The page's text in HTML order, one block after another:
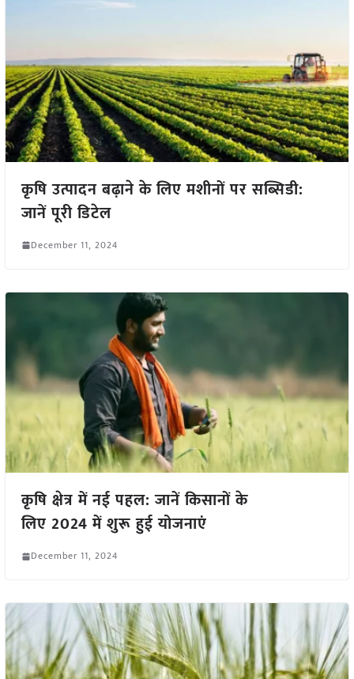
कृषि उत्पादन बढ़ाने के लिए मशीनों पर सब्सिडी:
जानें पूरी डिटेल
December 11, 2024
कृषि क्षेत्र में नई पहल: जानें किसानों के
लिए 2024 में शुरू हुई योजनाएं
December 11, 2024